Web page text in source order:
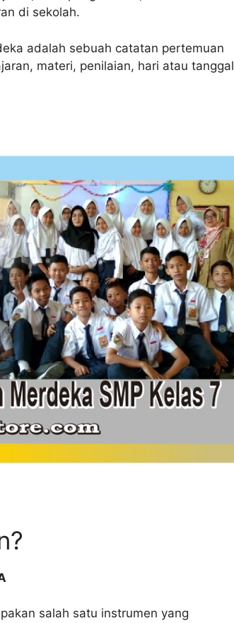
di sekolah.
adalah sebuah catatan pertemuan
materi, penilaian, hari atau tanggal
salah satu instrumen yang